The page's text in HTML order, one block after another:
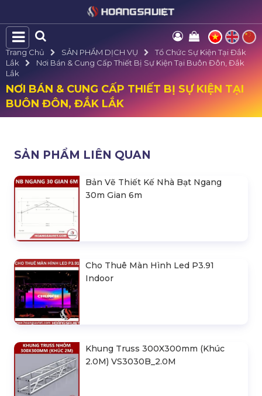
Trang Chủ SẢN PHẨM DỊCH VỤ
Tổ Chức Sự Kiện Tại Đắk
Lắk
Nơi Bán & Cung Cấp Thiết Bị Sự Kiện Tại Buôn Đôn, Đắk
Lắk
NƠI BÁN & CUNG CẤP THIẾT BỊ SỰ KIỆN TẠI
BUÔN ĐÔN, ĐẮK LẮK
SẢN PHẨM LIÊN QUAN
Bản Vẽ Thiết Kế Nhà Bạt Ngang
30m Gian 6m
Cho Thuê Màn Hình Led P3.91
Indoor
Khung Truss 300X300mm (Khúc
2.0M) VS3030B_2.0M